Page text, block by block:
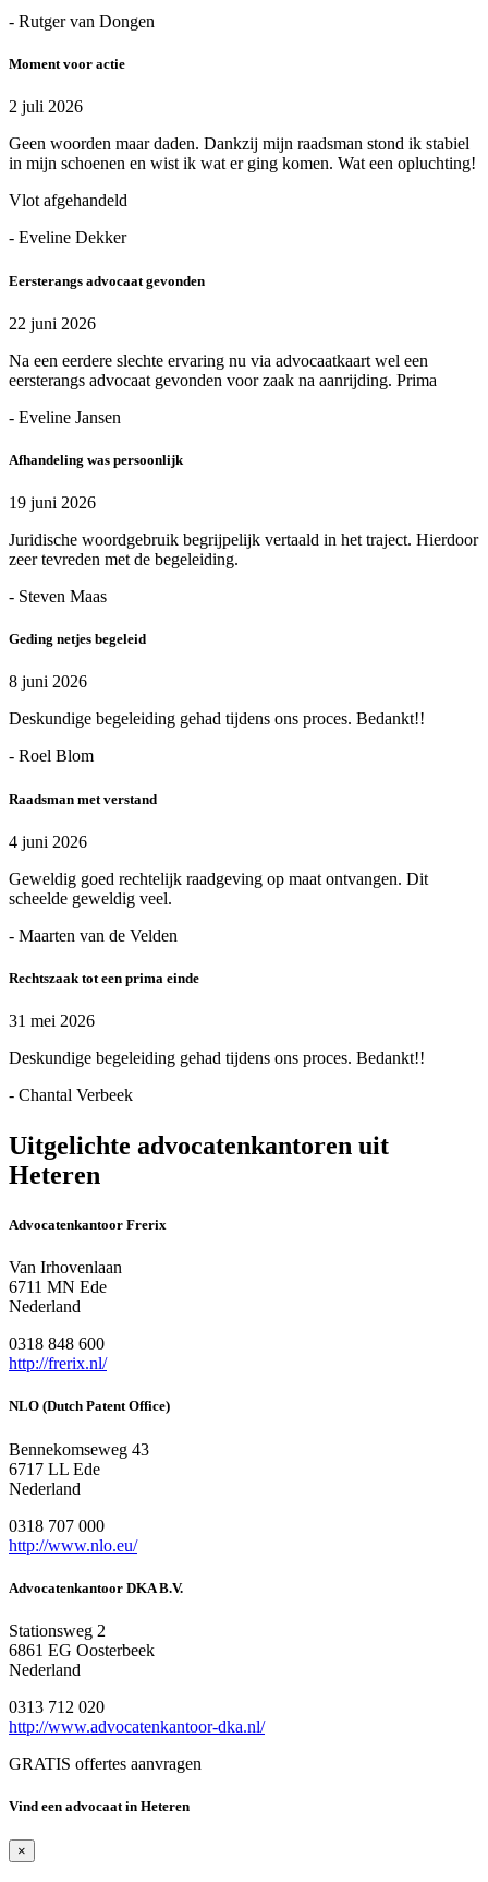
- Rutger van Dongen
Moment voor actie
2 juli 2026
Geen woorden maar daden. Dankzij mijn raadsman stond ik stabiel
in mijn schoenen en wist ik wat er ging komen. Wat een opluchting!
Vlot afgehandeld
- Eveline Dekker
Eersterangs advocaat gevonden
22 juni 2026
Na een eerdere slechte ervaring nu via advocaatkaart wel een
eersterangs advocaat gevonden voor zaak na aanrijding. Prima
- Eveline Jansen
Afhandeling was persoonlijk
19 juni 2026
Juridische woordgebruik begrijpelijk vertaald in het traject. Hierdoor
zeer tevreden met de begeleiding.
- Steven Maas
Geding netjes begeleid
8 juni 2026
Deskundige begeleiding gehad tijdens ons proces. Bedankt!!
- Roel Blom
Raadsman met verstand
4 juni 2026
Geweldig goed rechtelijk raadgeving op maat ontvangen. Dit
scheelde geweldig veel.
- Maarten van de Velden
Rechtszaak tot een prima einde
31 mei 2026
Deskundige begeleiding gehad tijdens ons proces. Bedankt!!
- Chantal Verbeek
Uitgelichte advocatenkantoren uit
Heteren
Advocatenkantoor Frerix
Van Irhovenlaan
6711 MN Ede
Nederland
0318 848 600
http://frerix.nl/
NLO (Dutch Patent Office)
Bennekomseweg 43
6717 LL Ede
Nederland
0318 707 000
http://www.nlo.eu/
Advocatenkantoor DKA B.V.
Stationsweg 2
6861 EG Oosterbeek
Nederland
0313 712 020
http://www.advocatenkantoor-dka.nl/
GRATIS offertes aanvragen
Vind een advocaat in Heteren
×